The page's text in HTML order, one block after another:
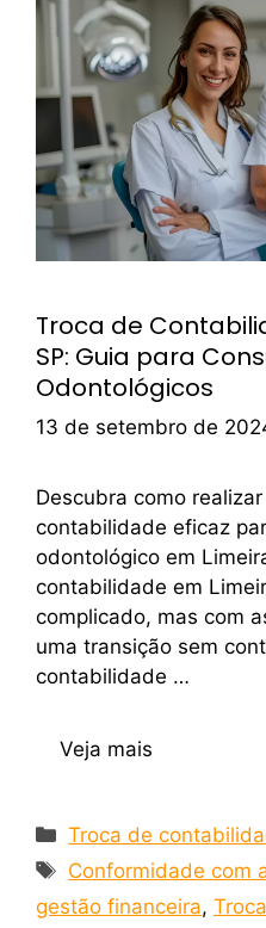
Troca de
SP: Guia para
Odontológicos
13 de setembro de
Descubra como
contabilidade eficaz
odontológico em
contabilidade em
complicado, mas com
uma transição sem
contabilidade …
Veja mais
Troca de
Conformidade com
gestão financeira,